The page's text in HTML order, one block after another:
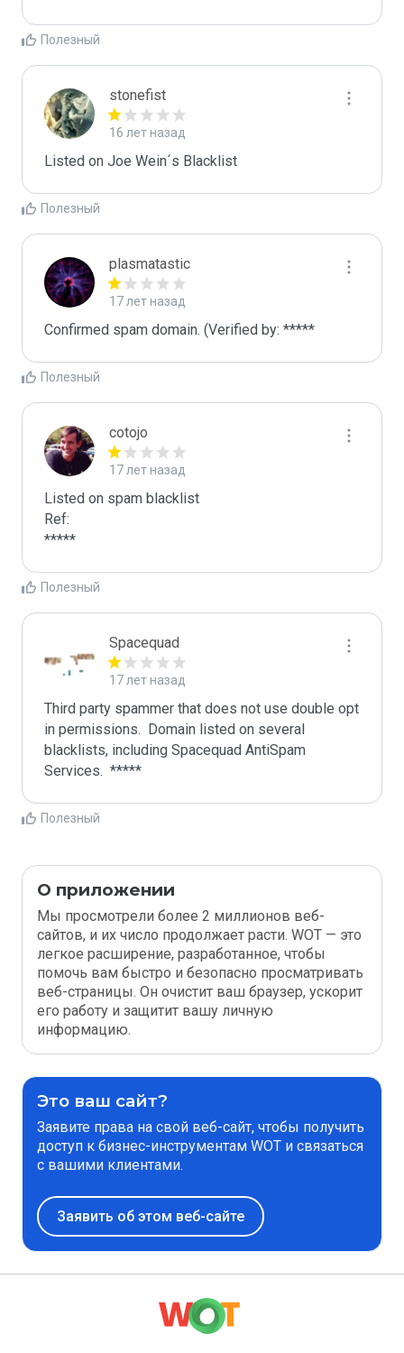
Полезный
stonefist
16 лет назад
Listed on Joe Wein´s Blacklist
Полезный
plasmatastic
17 лет назад
Confirmed spam domain. (Verified by: *****
Полезный
cotojo
17 лет назад
Listed on spam blacklist
Ref:
*****
Полезный
Spacequad
17 лет назад
Third party spammer that does not use double opt
in permissions.  Domain listed on several
blacklists, including Spacequad AntiSpam
Полезный
О приложении
Мы просмотрели более 2 миллионов веб-
сайтов, и их число продолжает расти. WOT — это
легкое расширение, разработанное, чтобы
помочь вам быстро и безопасно просматривать
веб-страницы. Он очистит ваш браузер, ускорит
его работу и защитит вашу личную
информацию.
Это ваш сайт?
Заявите права на свой веб-сайт, чтобы получить
доступ к бизнес-инструментам WOT и связаться
с вашими клиентами.
Заявить об этом веб-сайте